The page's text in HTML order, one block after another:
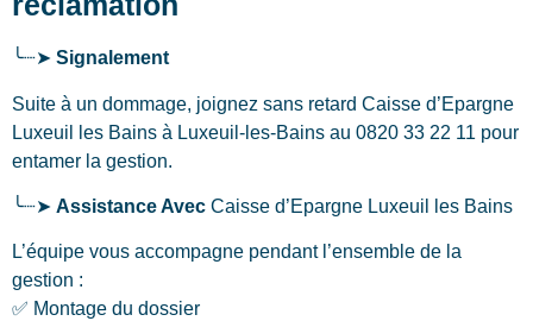
╰┈➤ Signalement
Suite à un dommage, joignez sans retard Caisse d’Epargne
Luxeuil les Bains à Luxeuil-les-Bains au 0820 33 22 11 pour
entamer la gestion.
╰┈➤ Assistance Avec Caisse d’Epargne Luxeuil les Bains
L’équipe vous accompagne pendant l’ensemble de la
gestion :
✅ Montage du dossier